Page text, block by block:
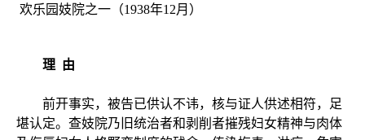
欢乐园妓院之一（1938年12月）
理 由
前开事实，被告已供认不讳，核与证人供述相符，足
堪认定。查妓院乃旧统治者和剥削者摧残妇女精神与肉体